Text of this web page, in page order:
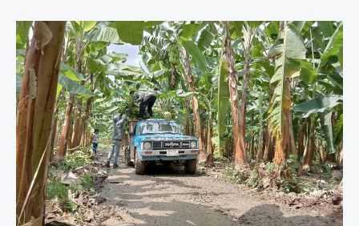
Productores
de
plátano
recibirán
kits
de
bioseguridad
y
créditos